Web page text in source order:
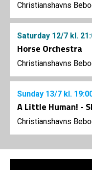
Christianshavns
Saturday 12/7 kl.
Horse Orchestra
Christianshavns
Sunday 13/7 kl.
A Little Human! -
Christianshavns